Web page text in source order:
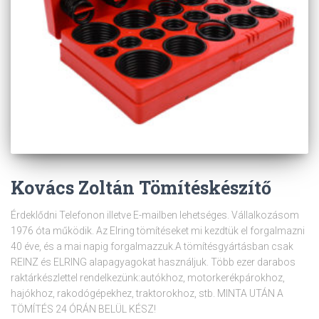
Kovács Zoltán Tömítéskészítő
Érdeklődni Telefonon illetve E-mailben lehetséges. Vállalkozásom
1976 óta működik. Az Elring tömítéseket mi kezdtük el forgalmazni
40 éve, és a mai napig forgalmazzuk.A tömítésgyártásban csak
REINZ és ELRING alapagyagokat használjuk. Több ezer darabos
raktárkészlettel rendelkezünk:autókhoz, motorkerékpárokhoz,
hajókhoz, rakodógépekhez, traktorokhoz, stb. MINTA UTÁN A
TÖMÍTÉS 24 ÓRÁN BELÜL KÉSZ!